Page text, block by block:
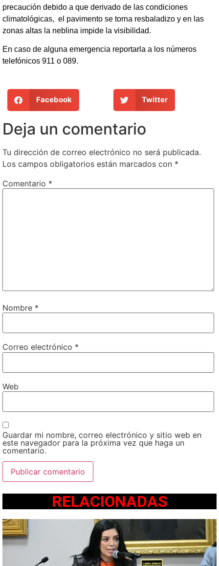
precaución debido a que derivado de las condiciones
climatológicas, el pavimento se torna resbaladizo y en las
zonas altas la neblina impide la visibilidad.
En caso de alguna emergencia reportarla a los números
telefónicos 911 o 089.
Facebook Twitter
Deja un comentario
Tu dirección de correo electrónico no será publicada.
Los campos obligatorios están marcados con *
Comentario *
Nombre *
Correo electrónico *
Web
Guardar mi nombre, correo electrónico y sitio web en
este navegador para la próxima vez que haga un
comentario.
RELACIONADAS